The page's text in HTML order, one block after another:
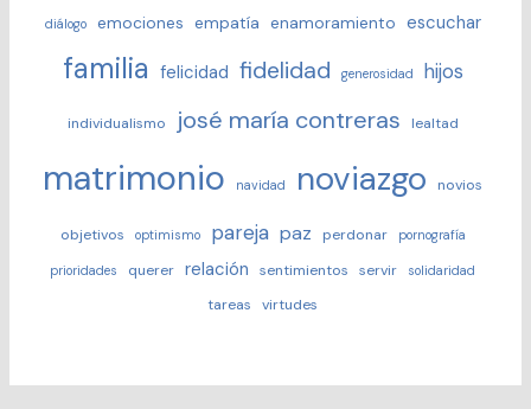
diálogo emociones empatía enamoramiento escuchar
familia felicidad fidelidad generosidad hijos
individualismo josé maría contreras lealtad
matrimonio navidad noviazgo novios
objetivos optimismo pareja paz perdonar pornografía
prioridades querer relación sentimientos servir solidaridad
tareas virtudes